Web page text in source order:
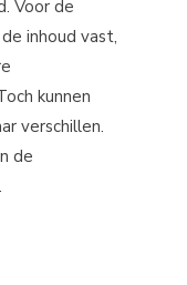
Voor de
inhoud vast,
kunnen
verschillen.
de